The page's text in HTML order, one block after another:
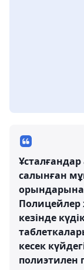
Ұсталғандар
салынған
орындарына
Полицейлер
кезінде
кесек
полиэтилен